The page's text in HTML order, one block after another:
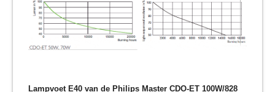
Lampvoet E40 van de Philips Master CDO-ET 100W/828